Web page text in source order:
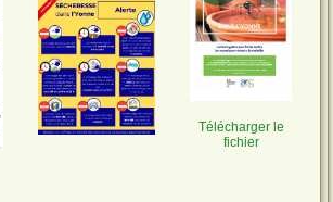
Télécharger le
fichier